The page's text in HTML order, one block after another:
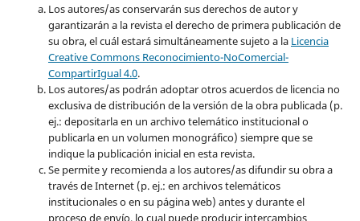
Los autores/as conservarán sus derechos de autor y
garantizarán a la revista el derecho de primera publicación de
su obra, el cuál estará simultáneamente sujeto a la Licencia
Creative Commons Reconocimiento-NoComercial-
CompartirIgual 4.0.
Los autores/as podrán adoptar otros acuerdos de licencia no
exclusiva de distribución de la versión de la obra publicada (p.
ej.: depositarla en un archivo telemático institucional o
publicarla en un volumen monográfico) siempre que se
indique la publicación inicial en esta revista.
Se permite y recomienda a los autores/as difundir su obra a
través de Internet (p. ej.: en archivos telemáticos
institucionales o en su página web) antes y durante el
proceso de envío, lo cual puede producir intercambios